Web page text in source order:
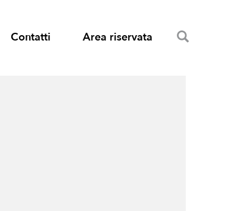
Contatti Area riservata